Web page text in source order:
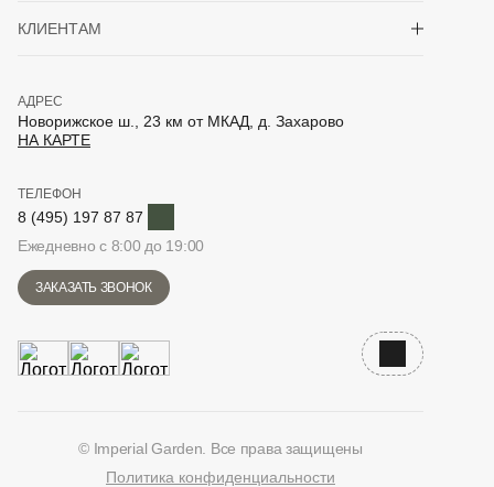
КЛИЕНТАМ
АДРЕС
Новорижское ш., 23 км от МКАД, д. Захарово
НА КАРТЕ
ТЕЛЕФОН
8 (495) 197 87 87
Ежедневно с 8:00 до 19:00
ЗАКАЗАТЬ ЗВОНОК
Наверх
© Imperial Garden. Все права защищены
Политика конфиденциальности